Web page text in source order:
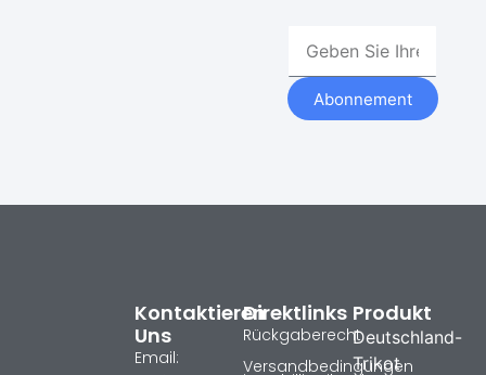
Abonnement
Produkt
Deutschland-
Trikot
Direktlinks
Rückgaberecht
Versandbedingungen
Kontaktieren
Uns
Email: